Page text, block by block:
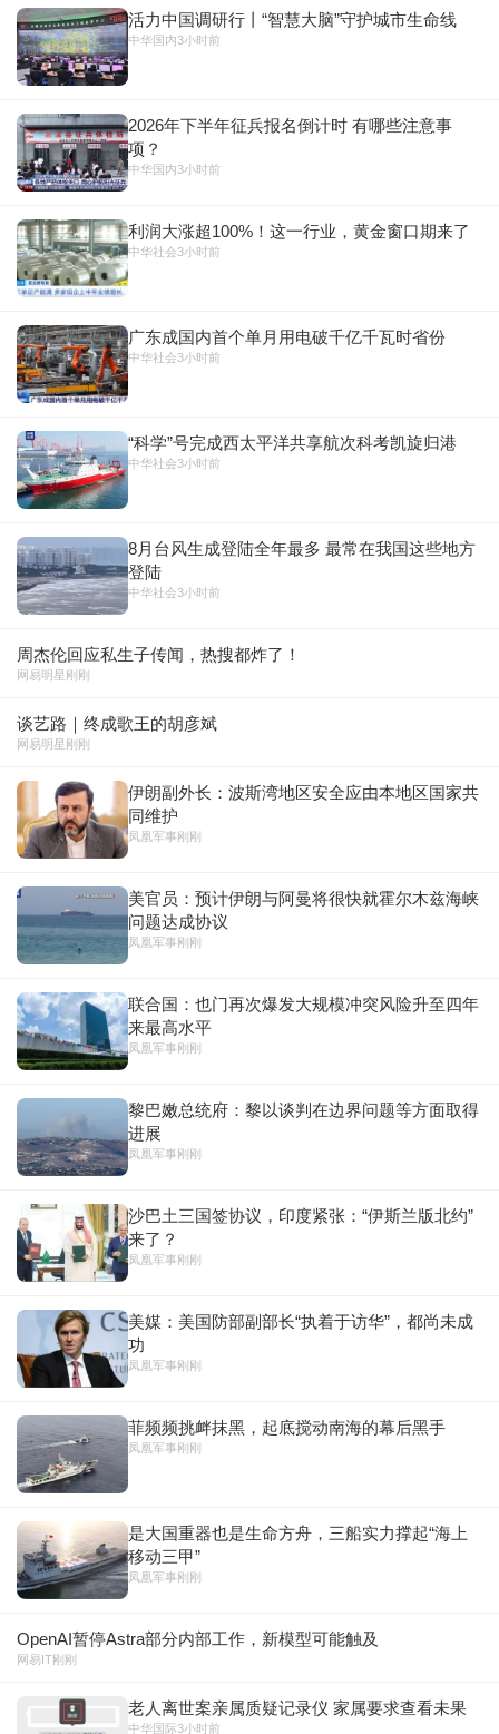
活力中国调研行丨“智慧大脑”守护城市生命线
中华国内3小时前
2026年下半年征兵报名倒计时 有哪些注意事
项？
中华国内3小时前
利润大涨超100%！这一行业，黄金窗口期来了
中华社会3小时前
广东成国内首个单月用电破千亿千瓦时省份
中华社会3小时前
“科学”号完成西太平洋共享航次科考凯旋归港
中华社会3小时前
8月台风生成登陆全年最多 最常在我国这些地方
登陆
中华社会3小时前
周杰伦回应私生子传闻，热搜都炸了！
网易明星刚刚
谈艺路｜终成歌王的胡彦斌
网易明星刚刚
伊朗副外长：波斯湾地区安全应由本地区国家共
同维护
凤凰军事刚刚
美官员：预计伊朗与阿曼将很快就霍尔木兹海峡
问题达成协议
凤凰军事刚刚
联合国：也门再次爆发大规模冲突风险升至四年
来最高水平
凤凰军事刚刚
黎巴嫩总统府：黎以谈判在边界问题等方面取得
进展
凤凰军事刚刚
沙巴土三国签协议，印度紧张：“伊斯兰版北约”
来了？
凤凰军事刚刚
美媒：美国防部副部长“执着于访华”，都尚未成
功
凤凰军事刚刚
菲频频挑衅抹黑，起底搅动南海的幕后黑手
凤凰军事刚刚
是大国重器也是生命方舟，三船实力撑起“海上
移动三甲”
凤凰军事刚刚
OpenAI暂停Astra部分内部工作，新模型可能触及
网易IT刚刚
老人离世案亲属质疑记录仪 家属要求查看未果
中华国际3小时前